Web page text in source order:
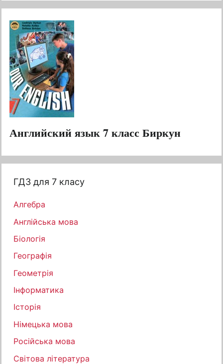
Английский язык 7 класс Биркун
ГДЗ для 7 класу
Алгебра
Англійська мова
Біологія
Географія
Геометрія
Інформатика
Історія
Німецька мова
Російська мова
Світова література